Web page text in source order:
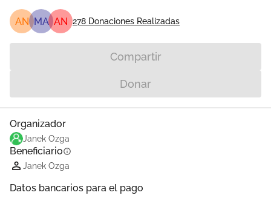
AN MA AN 278 Donaciones Realizadas
Compartir
Donar
Organizador
Janek Ozga
Beneficiarioinfo
Janek Ozga
Datos bancarios para el pago